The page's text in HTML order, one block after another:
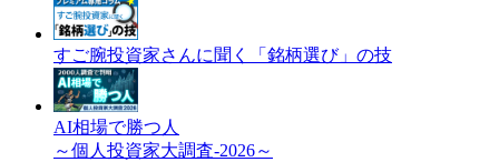
すご腕投資家さんに聞く「銘柄選び」の技
AI相場で勝つ人
～個人投資家大調査-2026～